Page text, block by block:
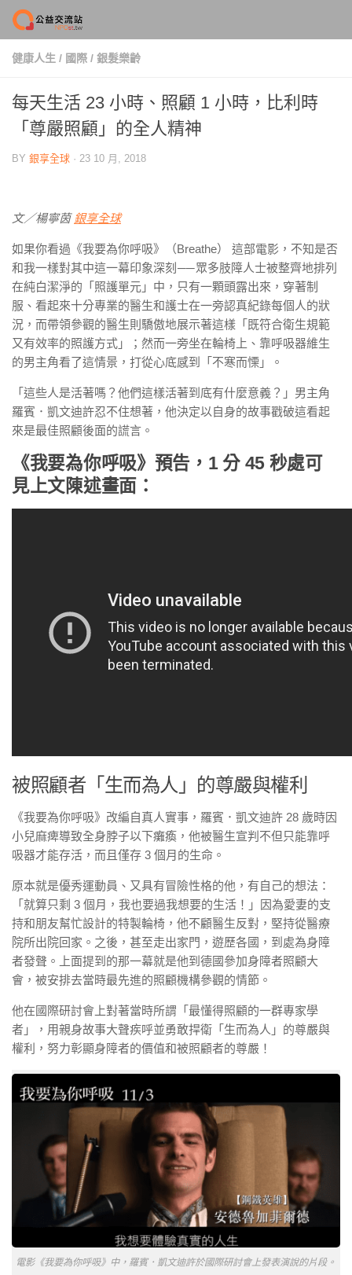
Skip to content
健康人生 / 國際 / 銀髮樂齡
每天生活 23 小時、照顧 1 小時，比利時
「尊嚴照顧」的全人精神
BY 銀享全球 · 23 10 月, 2018
文／楊寧茵 銀享全球
如果你看過《我要為你呼吸》（Breathe） 這部電影，不知是否
和我一樣對其中這一幕印象深刻 ──眾多肢障人士被整齊地排列
在純白潔淨的「照護單元」中，只有一顆頭露出來，穿著制
服、看起來十分專業的醫生和護士在一旁認真紀錄每個人的狀
況，而帶領參觀的醫生則驕傲地展示著這樣「既符合衛生規範
又有效率的照護方式」；然而一旁坐在輪椅上、靠呼吸器維生
的男主角看了這情景，打從心底感到「不寒而慄」。
「這些人是活著嗎？他們這樣活著到底有什麼意義？」男主角
羅賓．凱文迪許忍不住想著，他決定以自身的故事戳破這看起
來是最佳照顧後面的謊言。
《我要為你呼吸》預告，1 分 45 秒處可
見上文陳述畫面：
被照顧者「生而為人」的尊嚴與權利
《我要為你呼吸》改編自真人實事，羅賓．凱文迪許 28 歲時因
小兒麻痺導致全身脖子以下癱瘓，他被醫生宣判不但只能靠呼
吸器才能存活，而且僅存 3 個月的生命。
原本就是優秀運動員、又具有冒險性格的他，有自己的想法：
「就算只剩 3 個月，我也要過我想要的生活！」因為愛妻的支
持和朋友幫忙設計的特製輪椅，他不顧醫生反對，堅持從醫療
院所出院回家。之後，甚至走出家門，遊歷各國，到處為身障
者發聲。上面提到的那一幕就是他到德國參加身障者照顧大
會，被安排去當時最先進的照顧機構參觀的情節。
他在國際研討會上對著當時所謂「最懂得照顧的一群專家學
者」，用親身故事大聲疾呼並勇敢捍衛「生而為人」的尊嚴與
權利，努力彰顯身障者的價值和被照顧者的尊嚴！
電影《我要為你呼吸》中，羅賓．凱文迪許於國際研討會上發表演說的片段。